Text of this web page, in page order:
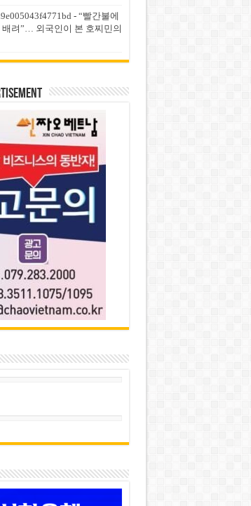
- “빨간불에
배려”… 외국인이 본 호찌민의